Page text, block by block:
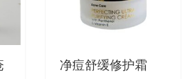
净痘舒缓修护霜